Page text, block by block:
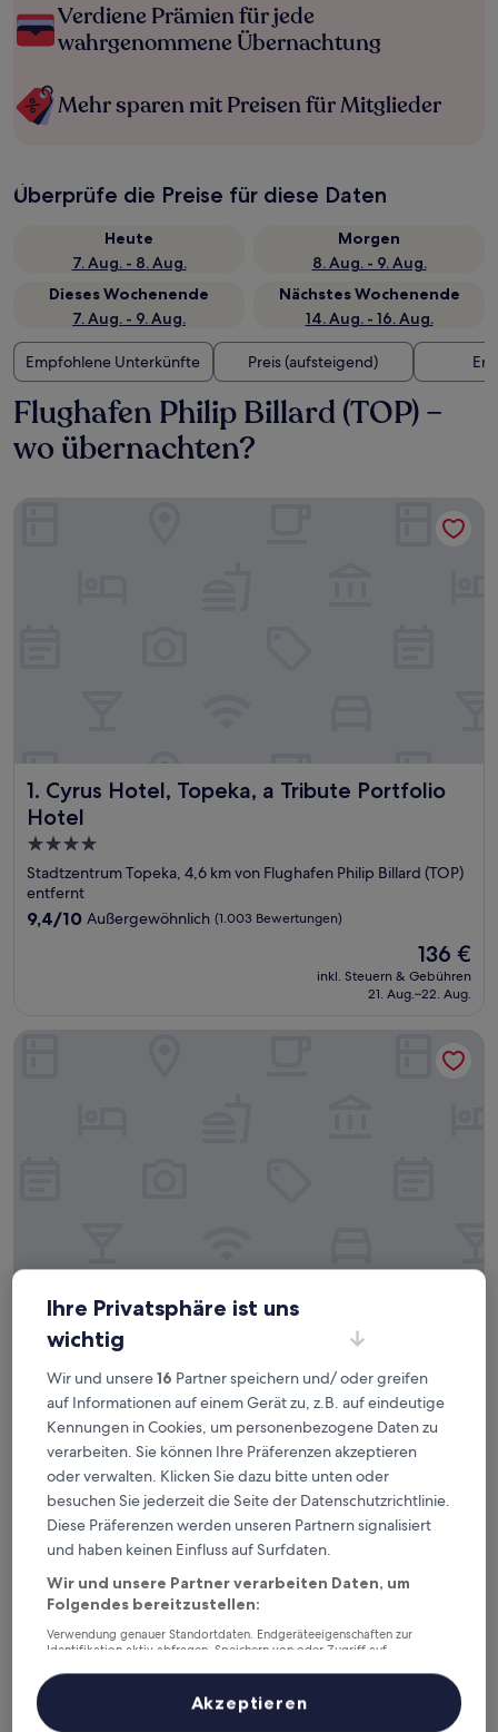
Verdiene Prämien für jede
wahrgenommene Übernachtung
Mehr sparen mit Preisen für Mitglieder
Überprüfe die Preise für diese Daten
Heute
7. Aug. - 8. Aug.
Morgen
8. Aug. - 9. Aug.
Dieses Wochenende
7. Aug. - 9. Aug.
Nächstes Wochenende
14. Aug. - 16. Aug.
Empfohlene Unterkünfte Preis (aufsteigend)
Flughafen Philip Billard (TOP) –
wo übernachten?
1. Cyrus Hotel, Topeka, a Tribute Portfolio
Hotel
Cyrus Hotel, Topeka, a Tribute Portfolio Hotel
4.0-
Sterne-
Unterkunft
Stadtzentrum Topeka, 4,6 km von Flughafen Philip Billard (TOP)
entfernt
9.4
9,4/10 Außergewöhnlich (1.003 Bewertungen)
Der
Preis
beträgt
136 €
inkl. Steuern & Gebühren
21. Aug.–22. Aug.
2. SpringHill Suites by Marriott Topeka
Southwest
SpringHill Suites by Marriott Topeka Southwest
2.5-
Sterne-
Unterkunft
11,3 km von Flughafen Philip Billard (TOP) entfernt
von
Wunderbar,
(310
Bewertungen)
9,0/10 Wunderbar (310 Bewertungen)
beträgt
118 €
inkl. Steuern & Gebühren
14. Aug.–15. Aug.
SpringHill Suites by Marriott Topeka Southwest
Ramada Hotel & Convention Center by Wyndham Topeka
Ihre Privatsphäre ist uns
wichtig
Wir und unsere16 Partner speichern und/ oder greifen
auf Informationen auf einem Gerät zu, z.B. auf eindeutige
Kennungen in Cookies, um personenbezogene Daten zu
verarbeiten. Sie können Ihre Präferenzen akzeptieren
oder verwalten. Klicken Sie dazu bitte unten oder
besuchen Sie jederzeit die Seite der Datenschutzrichtlinie.
Diese Präferenzen werden unseren Partnern signalisiert
und haben keinen Einfluss auf Surfdaten.
Wir und unsere Partner verarbeiten Daten, um
Folgendes bereitzustellen:
Verwendung genauer Standortdaten. Endgeräteeigenschaften zur
Identifikation aktiv abfragen. Speichern von oder Zugriff auf
Inhalte, Messung von Werbeleistung und der Performance von Inhalten,
Zielgruppenforschung sowie Entwicklung und Verbesserung von
Akzeptieren